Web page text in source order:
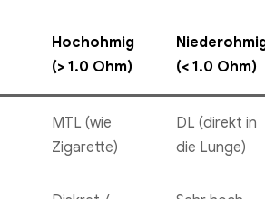
Hochohmig
(> 1.0 Ohm)
(< 1.0 Ohm)
MTL (wie
Zigarette)
DL (direkt in
die Lunge)